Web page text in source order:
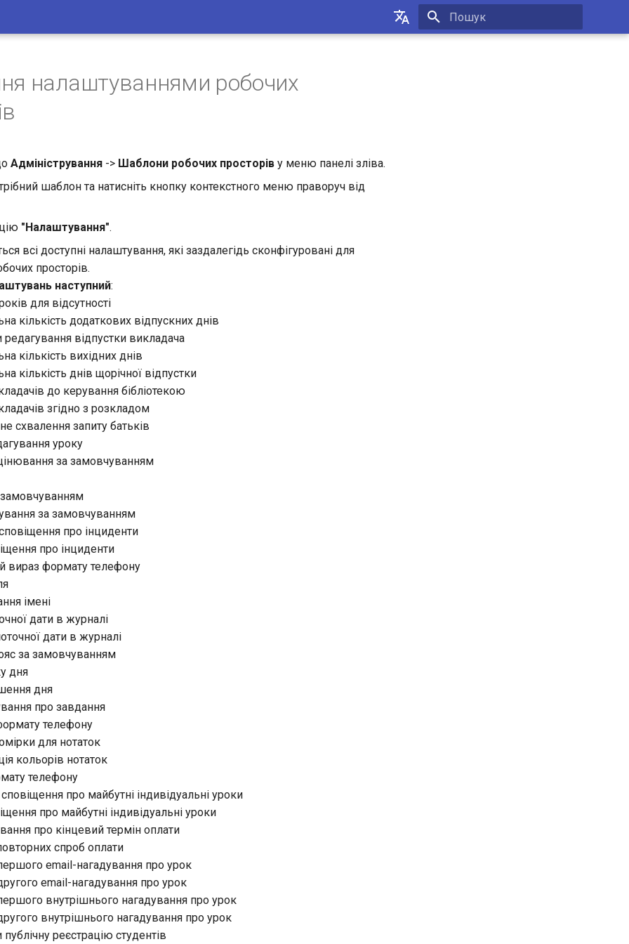
налаштуваннями робочих
Адміністрування -> Шаблони робочих просторів у меню панелі зліва.
шаблон та натисніть кнопку контекстного меню праворуч від
"Налаштування".
всі доступні налаштування, які заздалегідь сконфігуровані для
просторів.
наступний:
для відсутності
кількість додаткових відпускних днів
відпустки викладача
кількість вихідних днів
кількість днів щорічної відпустки
до керування бібліотекою
згідно з розкладом
схвалення запиту батьків
уроку
за замовчуванням
за замовчуванням
про інциденти
про інциденти
вираз формату телефону
імені
дати в журналі
дати в журналі
за замовчуванням
дня
дня
про завдання
телефону
для нотаток
кольорів нотаток
телефону
про майбутні індивідуальні уроки
про майбутні індивідуальні уроки
про кінцевий термін оплати
спроб оплати
email-нагадування про урок
email-нагадування про урок
внутрішнього нагадування про урок
внутрішнього нагадування про урок
реєстрацію студентів